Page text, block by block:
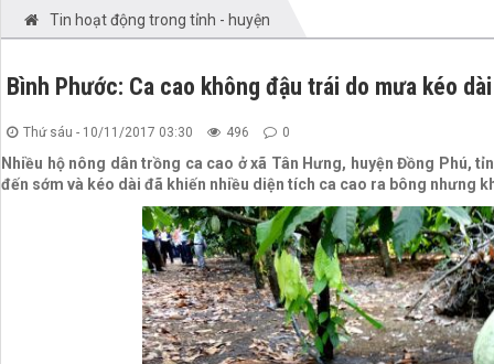
Tin hoạt động trong tỉnh - huyện
Bình Phước: Ca cao không đậu trái do mưa kéo dài
Thứ sáu - 10/11/2017 03:30 496 0
Nhiều hộ nông dân trồng ca cao ở xã Tân Hưng, huyện Đồng Phú,
đến sớm và kéo dài đã khiến nhiều diện tích ca cao ra bông nhưng